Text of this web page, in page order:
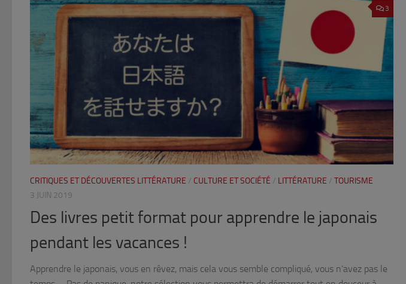
3
CRITIQUES ET DÉCOUVERTES LITTÉRATURE / CULTURE ET SOCIÉTÉ / LITTÉRATURE / TOURISME
3 JUIN 2019
Des livres petit format pour apprendre le japonais
pendant les vacances !
Apprendre le japonais, vous en rêvez, mais cela vous semble compliqué, vous n’avez pas le